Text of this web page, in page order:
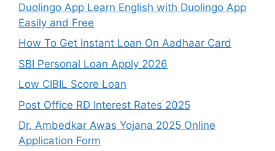
Duolingo App Learn English with Duolingo App
Easily and Free
How To Get Instant Loan On Aadhaar Card
SBI Personal Loan Apply 2026
Low CIBIL Score Loan
Post Office RD Interest Rates 2025
Dr. Ambedkar Awas Yojana 2025 Online
Application Form